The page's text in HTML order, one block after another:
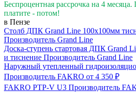
Беспроцентная рассрочка на 4 месяца.
платите - потом!
в Пензе
Столб ДПК Grand Line 100х100мм
Производитель Grand Line
Доска-ступень стартовая ДПК Grand
и тиснение Производитель Grand Line
Наружный утепленный
Производитель FAKRO от 4 350 ₽
FAKRO PTP-V U3 Производитель